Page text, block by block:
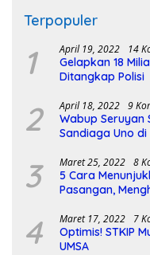
Terpopuler
1 April 19, 2022 14
Gelapkan 18
Ditangkap Polisi
2 April 18, 2022 9
Wabup Seruyan
Sandiaga Uno di
3 Maret 25, 2022 8
5 Cara
Pasangan,
4 Maret 17, 2022 7
Optimis! STKIP
UMSA